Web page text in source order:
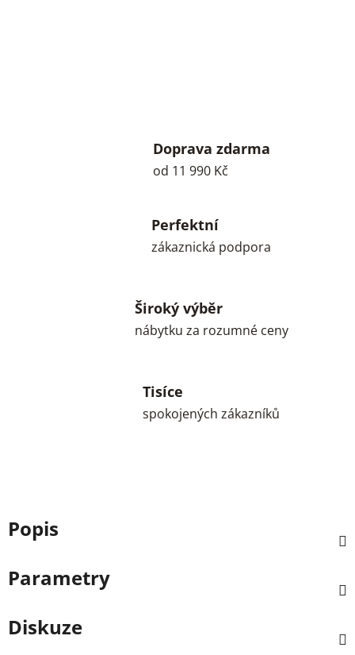
Doprava zdarma
od 11 990 Kč
Perfektní
zákaznická podpora
Široký výběr
nábytku za rozumné ceny
Tisíce
spokojených zákazníků
Popis
Parametry
Diskuze